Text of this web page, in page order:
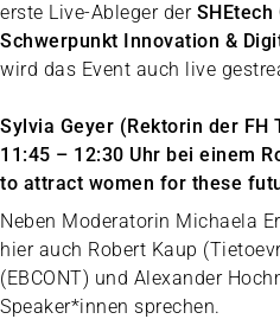
erste Live-Ableger der
Schwerpunkt Innovation &
wird das Event auch live
Sylvia Geyer (Rektorin der FH
11:45 – 12:30 Uhr bei einem
to attract women for these
Neben Moderatorin Michaela
hier auch Robert Kaup
(EBCONT) und Alexander
Speaker*innen sprechen.